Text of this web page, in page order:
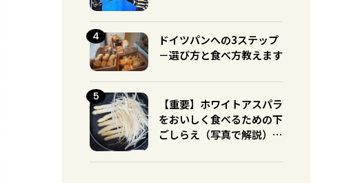
ドイツパンへの3ステップ
－選び方と食べ方教えます
【重要】ホワイトアスパラ
をおいしく食べるための下
ごしらえ（写真で解説）※